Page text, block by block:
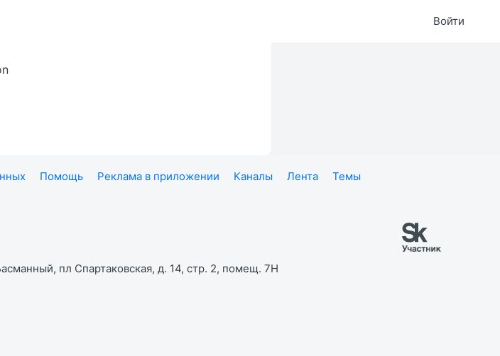
Войти
Помощь Реклама в приложении Каналы Лента
Темы
пл Спартаковская, д. 14, стр. 2, помещ. 7Н